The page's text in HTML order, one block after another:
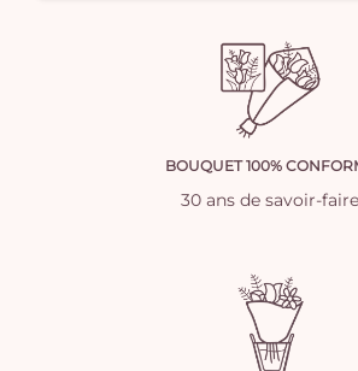
BOUQUET 100%
30 ans de savoir-faire